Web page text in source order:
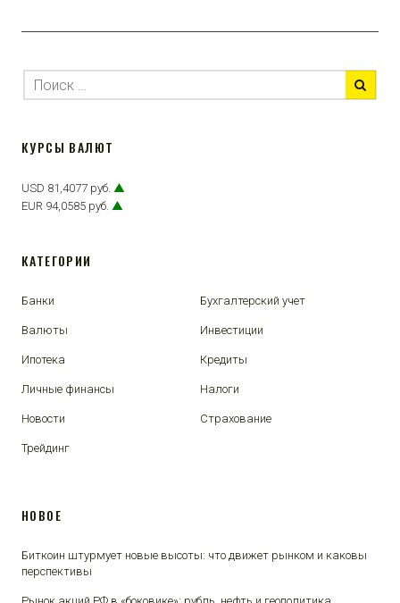
КУРСЫ ВАЛЮТ
USD 81,4077 руб. ▲
EUR 94,0585 руб. ▲
КАТЕГОРИИ
Банки Бухгалтерский учет
Валюты Инвестиции
Ипотека Кредиты
Личные финансы Налоги
Новости Страхование
Трейдинг
НОВОЕ
Биткоин штурмует новые высоты: что движет рынком и каковы
перспективы